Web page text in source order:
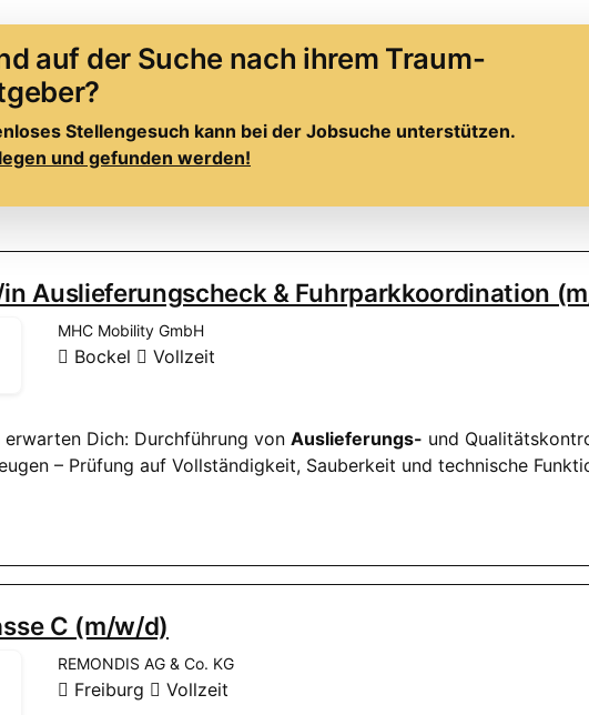
auf der Suche nach ihrem Traum-
Stellengesuch kann bei der Jobsuche unterstützen.
und gefunden werden!
Auslieferungscheck & Fuhrparkkoordination
MHC Mobility GmbH
Bockel Vollzeit
erwarten Dich: Durchführung von Auslieferungs- und
– Prüfung auf Vollständigkeit, Sauberkeit und technische
C (m/w/d)
REMONDIS AG & Co. KG
Freiburg Vollzeit